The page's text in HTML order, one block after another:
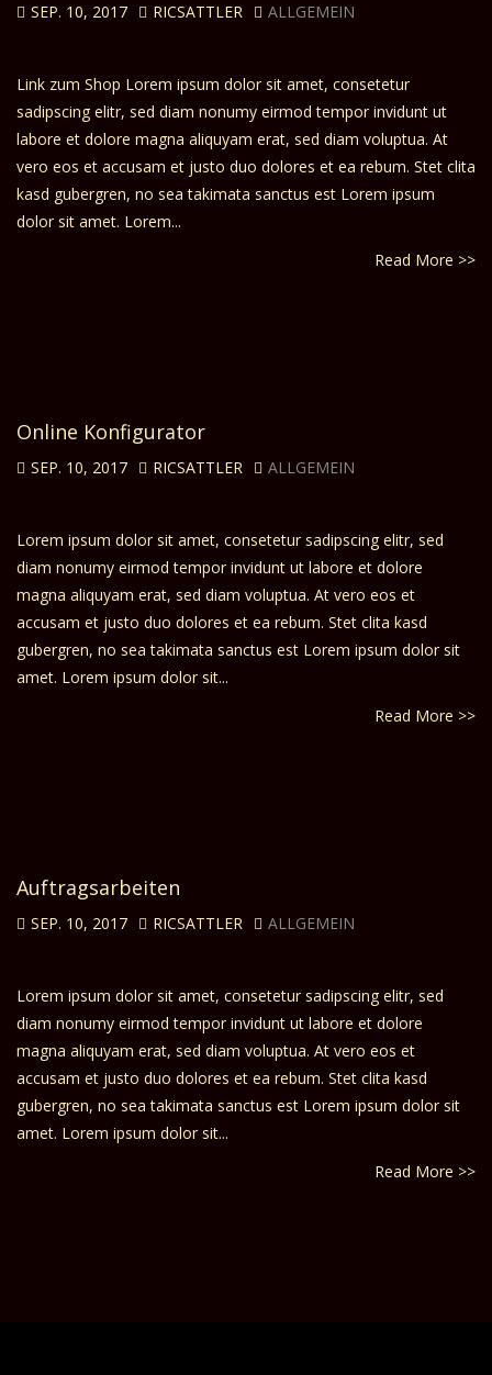
SEP. 10, 2017 RICSATTLER ALLGEMEIN
Link zum Shop Lorem ipsum dolor sit amet, consetetur
sadipscing elitr, sed diam nonumy eirmod tempor invidunt ut
labore et dolore magna aliquyam erat, sed diam voluptua. At
vero eos et accusam et justo duo dolores et ea rebum. Stet clita
kasd gubergren, no sea takimata sanctus est Lorem ipsum
dolor sit amet. Lorem...
Read More >>
Online Konfigurator
SEP. 10, 2017 RICSATTLER ALLGEMEIN
Lorem ipsum dolor sit amet, consetetur sadipscing elitr, sed
diam nonumy eirmod tempor invidunt ut labore et dolore
magna aliquyam erat, sed diam voluptua. At vero eos et
accusam et justo duo dolores et ea rebum. Stet clita kasd
gubergren, no sea takimata sanctus est Lorem ipsum dolor sit
amet. Lorem ipsum dolor sit...
Read More >>
Auftragsarbeiten
SEP. 10, 2017 RICSATTLER ALLGEMEIN
Lorem ipsum dolor sit amet, consetetur sadipscing elitr, sed
diam nonumy eirmod tempor invidunt ut labore et dolore
magna aliquyam erat, sed diam voluptua. At vero eos et
accusam et justo duo dolores et ea rebum. Stet clita kasd
gubergren, no sea takimata sanctus est Lorem ipsum dolor sit
amet. Lorem ipsum dolor sit...
Read More >>